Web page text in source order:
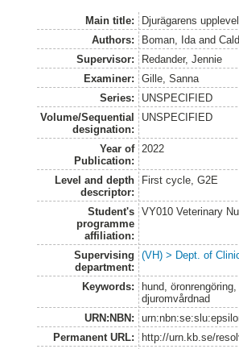
Main title:
Djurägarens
Authors:
Boman, Ida and
Supervisor:
Redander, Jennie
Examiner:
Gille, Sanna
Series:
UNSPECIFIED
Volume/Sequential
designation:
UNSPECIFIED
Year of
Publication:
2022
Level and depth
descriptor:
First cycle, G2E
Student's
programme
affiliation:
VY010 Veterinary
Supervising
department:
(VH) > Dept. of
Keywords:
hund,
djuromvårdnad
URN:NBN:
Permanent URL:
http://urn.kb.se/